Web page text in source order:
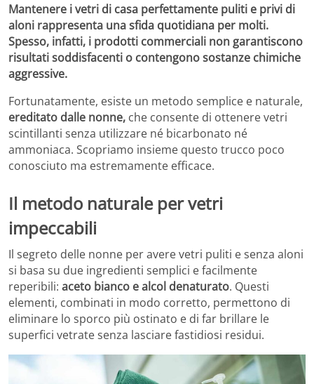
Mantenere i vetri di casa perfettamente puliti e privi di
aloni rappresenta una sfida quotidiana per molti.
Spesso, infatti, i prodotti commerciali non garantiscono
risultati soddisfacenti o contengono sostanze chimiche
aggressive.
Fortunatamente, esiste un metodo semplice e naturale,
ereditato dalle nonne, che consente di ottenere vetri
scintillanti senza utilizzare né bicarbonato né
ammoniaca. Scopriamo insieme questo trucco poco
conosciuto ma estremamente efficace.
Il metodo naturale per vetri
impeccabili
Il segreto delle nonne per avere vetri puliti e senza aloni
si basa su due ingredienti semplici e facilmente
reperibili: aceto bianco e alcol denaturato. Questi
elementi, combinati in modo corretto, permettono di
eliminare lo sporco più ostinato e di far brillare le
superfici vetrate senza lasciare fastidiosi residui.